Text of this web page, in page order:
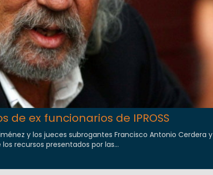
ex funcionarios de IPROSS
y los jueces subrogantes Francisco Antonio Cerdera y
recursos presentados por las...